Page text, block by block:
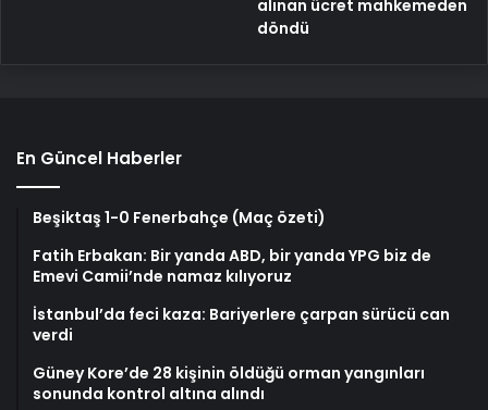
alınan ücret mahkemeden
döndü
En Güncel Haberler
Beşiktaş 1-0 Fenerbahçe (Maç özeti)
Fatih Erbakan: Bir yanda ABD, bir yanda YPG biz de
Emevi Camii’nde namaz kılıyoruz
İstanbul’da feci kaza: Bariyerlere çarpan sürücü can
verdi
Güney Kore’de 28 kişinin öldüğü orman yangınları
sonunda kontrol altına alındı